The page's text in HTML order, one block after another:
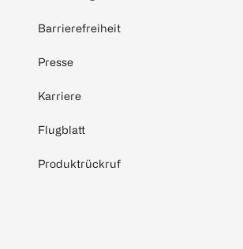
Barrierefreiheit
Presse
Karriere
Flugblatt
Produktrückruf